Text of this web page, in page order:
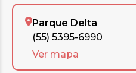
Parque Delta
(55) 5395-6990
Ver mapa